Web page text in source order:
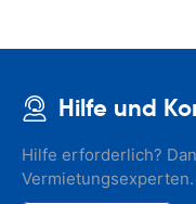
Hilfe und
Hilfe erforderlich?
Vermietungsexperten.